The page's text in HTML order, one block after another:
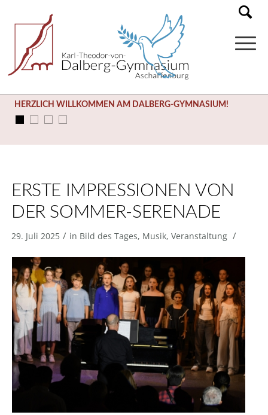
HERZLICH WILLKOMMEN AM DALBERG-GYMNASIUM!
ERSTE IMPRESSIONEN VON
DER SOMMER-SERENADE
29. Juli 2025 / in Bild des Tages, Musik, Veranstaltung /